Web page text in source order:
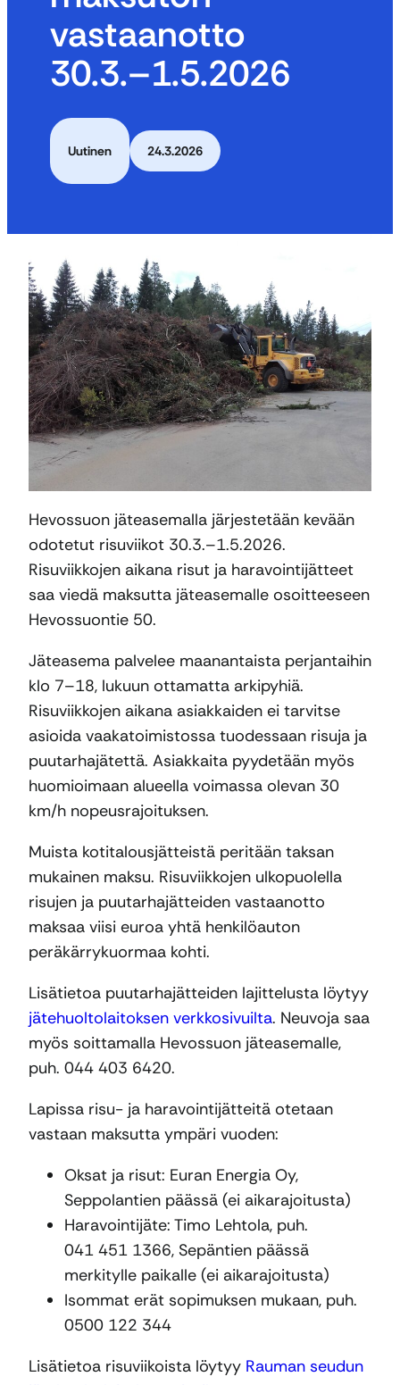
vastaanotto
30.3.–1.5.2026
Uutinen 24.3.2026
Hevossuon jäteasemalla järjestetään kevään
odotetut risuviikot 30.3.–1.5.2026.
Risuviikkojen aikana risut ja haravointijätteet
saa viedä maksutta jäteasemalle osoitteeseen
Hevossuontie 50.
Jäteasema palvelee maanantaista perjantaihin
klo 7–18, lukuun ottamatta arkipyhiä.
Risuviikkojen aikana asiakkaiden ei tarvitse
asioida vaakatoimistossa tuodessaan risuja ja
puutarhajätettä. Asiakkaita pyydetään myös
huomioimaan alueella voimassa olevan 30
km/h nopeusrajoituksen.
Muista kotitalousjätteistä peritään taksan
mukainen maksu. Risuviikkojen ulkopuolella
risujen ja puutarhajätteiden vastaanotto
maksaa viisi euroa yhtä henkilöauton
peräkärrykuormaa kohti.
Lisätietoa puutarhajätteiden lajittelusta löytyy
jätehuoltolaitoksen verkkosivuilta. Neuvoja saa
myös soittamalla Hevossuon jäteasemalle,
puh. 044 403 6420.
Lapissa risu- ja haravointijätteitä otetaan
vastaan maksutta ympäri vuoden:
Oksat ja risut: Euran Energia Oy,
Seppolantien päässä (ei aikarajoitusta)
Haravointijäte: Timo Lehtola, puh.
041 451 1366, Sepäntien päässä
merkitylle paikalle (ei aikarajoitusta)
Isommat erät sopimuksen mukaan, puh.
0500 122 344
Lisätietoa risuviikoista löytyy Rauman seudun